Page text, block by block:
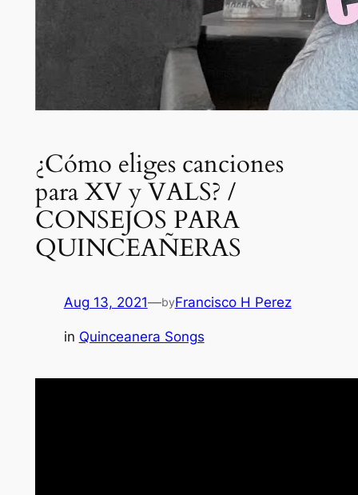
¿Cómo eliges canciones
para XV y VALS? /
CONSEJOS PARA
QUINCEAÑERAS
Aug 13, 2021—byFrancisco H Perez
in Quinceanera Songs